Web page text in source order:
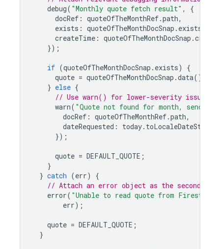
debug( "Monthly quote fetch result" ,
{
docRef : quoteOfTheMonthRef.path,
exists : quoteOfTheMonthDocSnap . exists
createTime : quoteOfTheMonthDocSnap .
});
if (quoteOfTheMonthDocSnap . exists)
{
quote = quoteOfTheMonthDocSnap .data().
} else {
// Use warn() for lower-severity issues
warn( "Quote not found for month,
docRef : quoteOfTheMonthRef.path,
dateRequested : today. toLocaleDateString
});
quote = DEFAULT_QUOTE ;
}
} catch (err)
{
// Attach an error object as the second
error( "Unable to read quote from
err);
quote = DEFAULT_QUOTE ;
}